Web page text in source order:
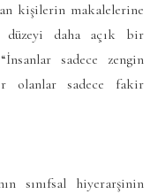
kişilerin makalelerine
düzeyi daha açık bir
sadece zengin
olanlar sadece fakir
sınıfsal hiyerarşinin